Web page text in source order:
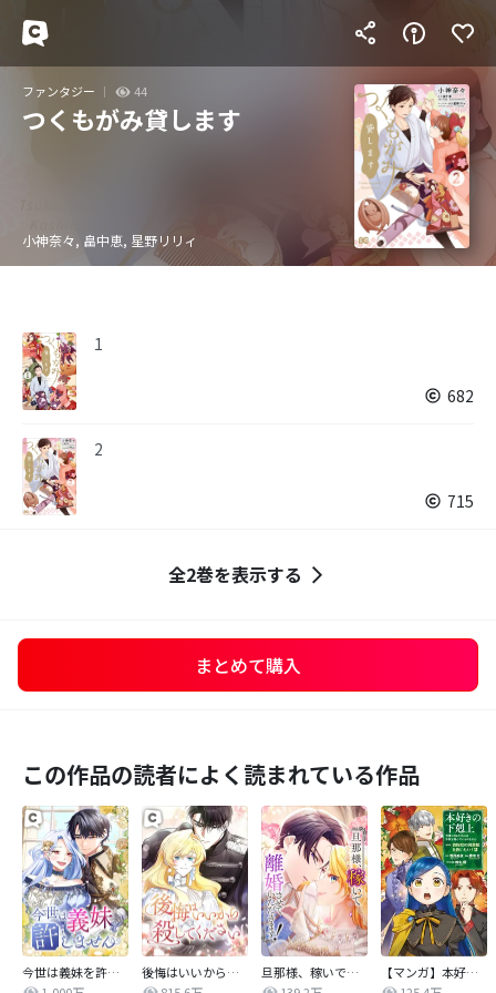
ファンタジー 44
つくもがみ貸します
小神奈々, 畠中恵, 星野リリィ
1
682
2
715
全2巻を表示する
まとめて購入
この作品の読者によく読まれている作品
今世は義妹を許しません
後悔はいいから殺してください
旦那様、稼いで離婚させていただきます！
【マンガ】本好きの下剋上 第四部